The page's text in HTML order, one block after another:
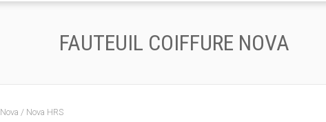
FAUTEUIL COIFFURE NOVA
Nova / Nova HRS